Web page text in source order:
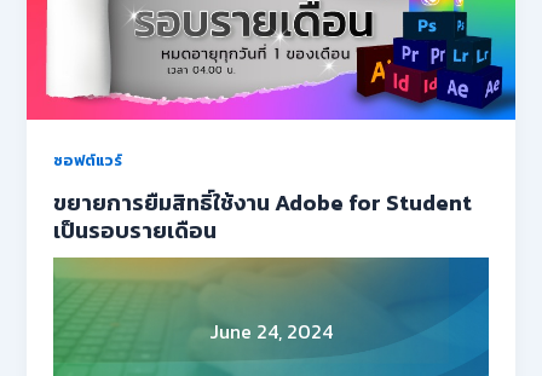
ซอฟต์แวร์
ขยายการยืมสิทธิ์ใช้งาน Adobe for Student
เป็นรอบรายเดือน
June 24, 2024